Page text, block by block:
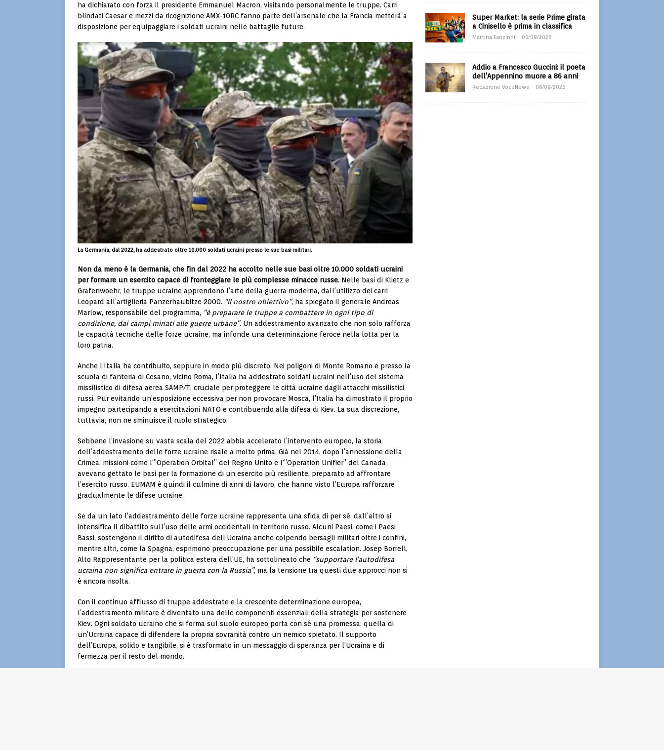
ha dichiarato con forza il presidente Emmanuel Macron, visitando personalmente le truppe. Carri
blindati Caesar e mezzi da ricognizione AMX-10RC fanno parte dell’arsenale che la Francia metterà a
disposizione per equipaggiare i soldati ucraini nelle battaglie future.
La Germania, dal 2022, ha addestrato oltre 10.000 soldati ucraini presso le sue basi militari.
Non da meno è la Germania, che fin dal 2022 ha accolto nelle sue basi oltre 10.000 soldati ucraini
per formare un esercito capace di fronteggiare le più complesse minacce russe. Nelle basi di Klietz e
Grafenwoehr, le truppe ucraine apprendono l’arte della guerra moderna, dall’utilizzo dei carri
Leopard all’artiglieria Panzerhaubitze 2000. “Il nostro obiettivo”, ha spiegato il generale Andreas
Marlow, responsabile del programma, “è preparare le truppe a combattere in ogni tipo di
condizione, dai campi minati alle guerre urbane”. Un addestramento avanzato che non solo rafforza
le capacità tecniche delle forze ucraine, ma infonde una determinazione feroce nella lotta per la
loro patria.
Anche l’Italia ha contribuito, seppure in modo più discreto. Nei poligoni di Monte Romano e presso la
scuola di fanteria di Cesano, vicino Roma, l’Italia ha addestrato soldati ucraini nell’uso del sistema
missilistico di difesa aerea SAMP/T, cruciale per proteggere le città ucraine dagli attacchi missilistici
russi. Pur evitando un’esposizione eccessiva per non provocare Mosca, l’Italia ha dimostrato il proprio
impegno partecipando a esercitazioni NATO e contribuendo alla difesa di Kiev. La sua discrezione,
tuttavia, non ne sminuisce il ruolo strategico.
Sebbene l’invasione su vasta scala del 2022 abbia accelerato l’intervento europeo, la storia
dell’addestramento delle forze ucraine risale a molto prima. Già nel 2014, dopo l’annessione della
Crimea, missioni come l'”Operation Orbital” del Regno Unito e l'”Operation Unifier” del Canada
avevano gettato le basi per la formazione di un esercito più resiliente, preparato ad affrontare
l’esercito russo. EUMAM è quindi il culmine di anni di lavoro, che hanno visto l’Europa rafforzare
gradualmente le difese ucraine.
Se da un lato l’addestramento delle forze ucraine rappresenta una sfida di per sé, dall’altro si
intensifica il dibattito sull’uso delle armi occidentali in territorio russo. Alcuni Paesi, come i Paesi
Bassi, sostengono il diritto di autodifesa dell’Ucraina anche colpendo bersagli militari oltre i confini,
mentre altri, come la Spagna, esprimono preoccupazione per una possibile escalation. Josep Borrell,
Alto Rappresentante per la politica estera dell’UE, ha sottolineato che “supportare l’autodifesa
ucraina non significa entrare in guerra con la Russia”, ma la tensione tra questi due approcci non si
è ancora risolta.
Con il continuo afflusso di truppe addestrate e la crescente determinazione europea,
l’addestramento militare è diventato una delle componenti essenziali della strategia per sostenere
Kiev. Ogni soldato ucraino che si forma sul suolo europeo porta con sé una promessa: quella di
un’Ucraina capace di difendere la propria sovranità contro un nemico spietato. Il supporto
dell’Europa, solido e tangibile, si è trasformato in un messaggio di speranza per l’Ucraina e di
fermezza per il resto del mondo.
Super Market: la serie Prime girata
a Cinisello è prima in classifica
Martina Fanzinni 06/08/2026
Addio a Francesco Guccini: il poeta
dell’Appennino muore a 86 anni
Redazione VoceNews 06/08/2026